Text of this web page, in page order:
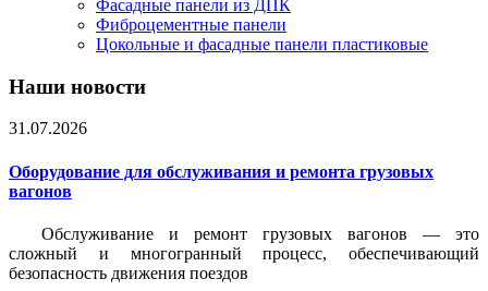
Фасадные панели из ДПК
Фиброцементные панели
Цокольные и фасадные панели пластиковые
Наши новости
31.07.2026
Оборудование для обслуживания и ремонта грузовых
вагонов
Обслуживание и ремонт грузовых вагонов — это
сложный и многогранный процесс, обеспечивающий
безопасность движения поездов